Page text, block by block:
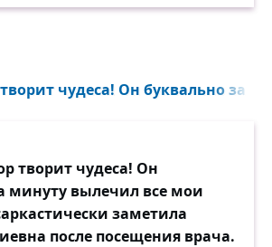
чудеса! Он буквально за
творит чудеса! Он
минуту вылечил все мои
заметила
после посещения врача.